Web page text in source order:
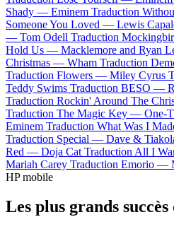
Shady — Eminem Traduction
Someone You Loved — Lewis
— Tom Odell Traduction
Hold Us — Macklemore and Ryan
Christmas — Wham Traduction
Traduction Flowers — Miley Cyrus
Teddy Swims Traduction BESO —
Traduction Rockin' Around The
Traduction The Magic Key — One-T
Eminem Traduction What Was I
Traduction Special — Dave &
Red — Doja Cat Traduction All I
Mariah Carey Traduction Emorio —
HP mobile
Les plus grands